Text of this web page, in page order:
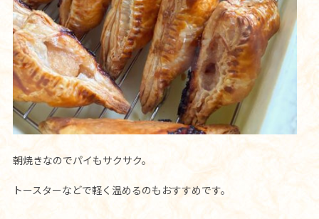
朝焼きなのでパイもサクサク。
トースターなどで軽く温めるのもおすすめです。